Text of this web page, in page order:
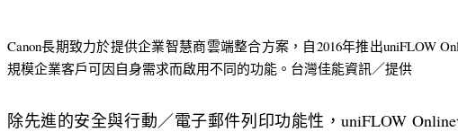
Canon長期致力於提供企業智慧商雲端整合方案，自2016年推出uniFLOW
規模企業客戶可因自身需求而啟用不同的功能。台灣佳能資訊／提供
除先進的安全與行動／電子郵件列印功能性，uniFLOW